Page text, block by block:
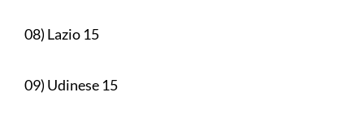
08) Lazio 15
09) Udinese 15